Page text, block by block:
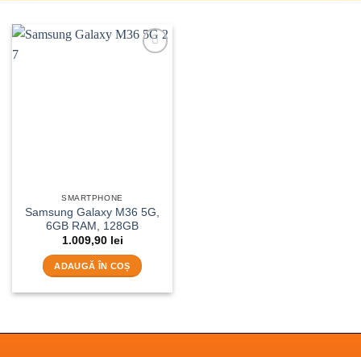
SMARTPHONE
Samsung Galaxy M36 5G,
6GB RAM, 128GB
1.009,90 lei
ADAUGĂ ÎN COȘ